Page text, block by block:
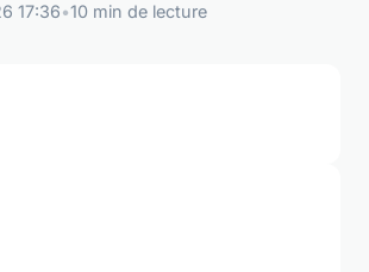
17:36•10 min de lecture